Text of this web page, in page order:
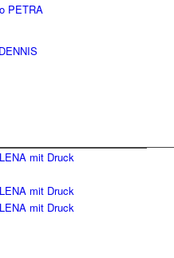
PETRA